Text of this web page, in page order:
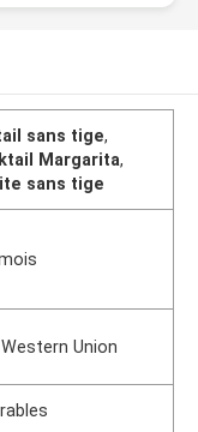
sans tige,
Margarita,
sans tige
Union